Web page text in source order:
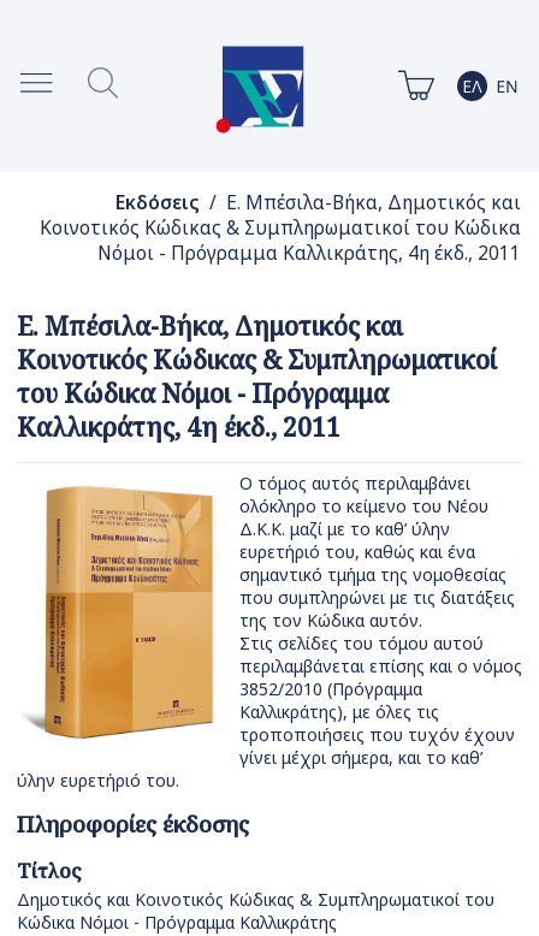
Εκδόσεις / Ε. Μπέσιλα-Βήκα, Δημοτικός και
Κοινοτικός Κώδικας & Συμπληρωματικοί του Κώδικα
Νόμοι - Πρόγραμμα Καλλικράτης, 4η έκδ., 2011
Ε. Μπέσιλα-Βήκα, Δημοτικός και
Κοινοτικός Κώδικας & Συμπληρωματικοί
του Κώδικα Νόμοι - Πρόγραμμα
Καλλικράτης, 4η έκδ., 2011
Ο τόμος αυτός περιλαμβάνει
ολόκληρο το κείμενο του Νέου
Δ.Κ.Κ. μαζί με το καθ’ ύλην
ευρετήριό του, καθώς και ένα
σημαντικό τμήμα της νομοθεσίας
που συμπληρώνει με τις διατάξεις
της τον Κώδικα αυτόν.
Στις σελίδες του τόμου αυτού
περιλαμβάνεται επίσης και ο νόμος
3852/2010 (Πρόγραμμα
Καλλικράτης), με όλες τις
τροποποιήσεις που τυχόν έχουν
γίνει μέχρι σήμερα, και το καθ’
ύλην ευρετήριό του.
Πληροφορίες έκδοσης
Τίτλος
Δημοτικός και Κοινοτικός Κώδικας & Συμπληρωματικοί του
Κώδικα Νόμοι - Πρόγραμμα Καλλικράτης